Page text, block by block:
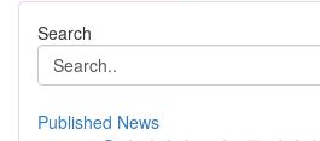
Search
Published News